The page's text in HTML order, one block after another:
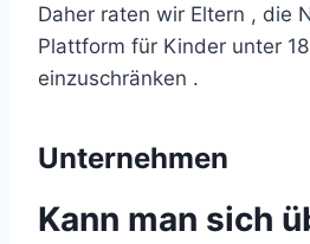
Daher raten wir Eltern , die
Plattform für Kinder unter
einzuschränken .
Unternehmen
Kann man sich